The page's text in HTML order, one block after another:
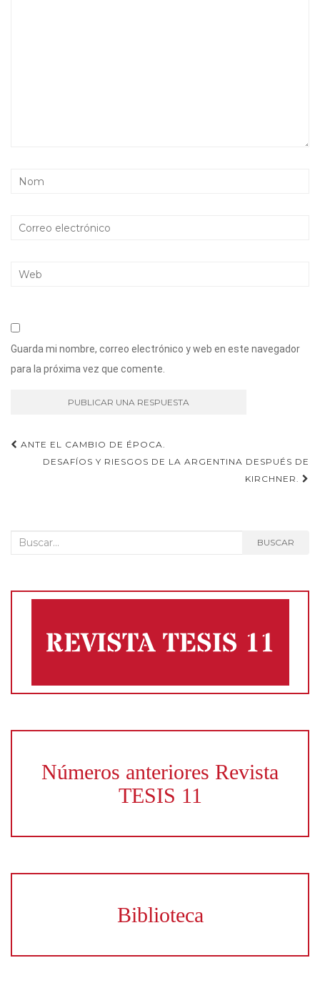
Guarda mi nombre, correo electrónico y web en este navegador
para la próxima vez que comente.
Navegación
ANTE EL CAMBIO DE ÉPOCA.
DESAFÍOS Y RIESGOS DE LA ARGENTINA DESPUÉS DE
KIRCHNER.
Buscar: BUSCAR
Números anteriores Revista
TESIS 11
Biblioteca